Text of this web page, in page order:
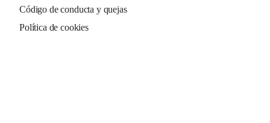
Código de conducta y quejas
Política de cookies